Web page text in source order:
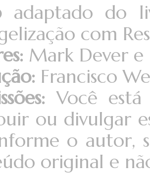
adaptado do
com
Mark Dever e
Francisco
Você
ou divulgar
o autor,
original e